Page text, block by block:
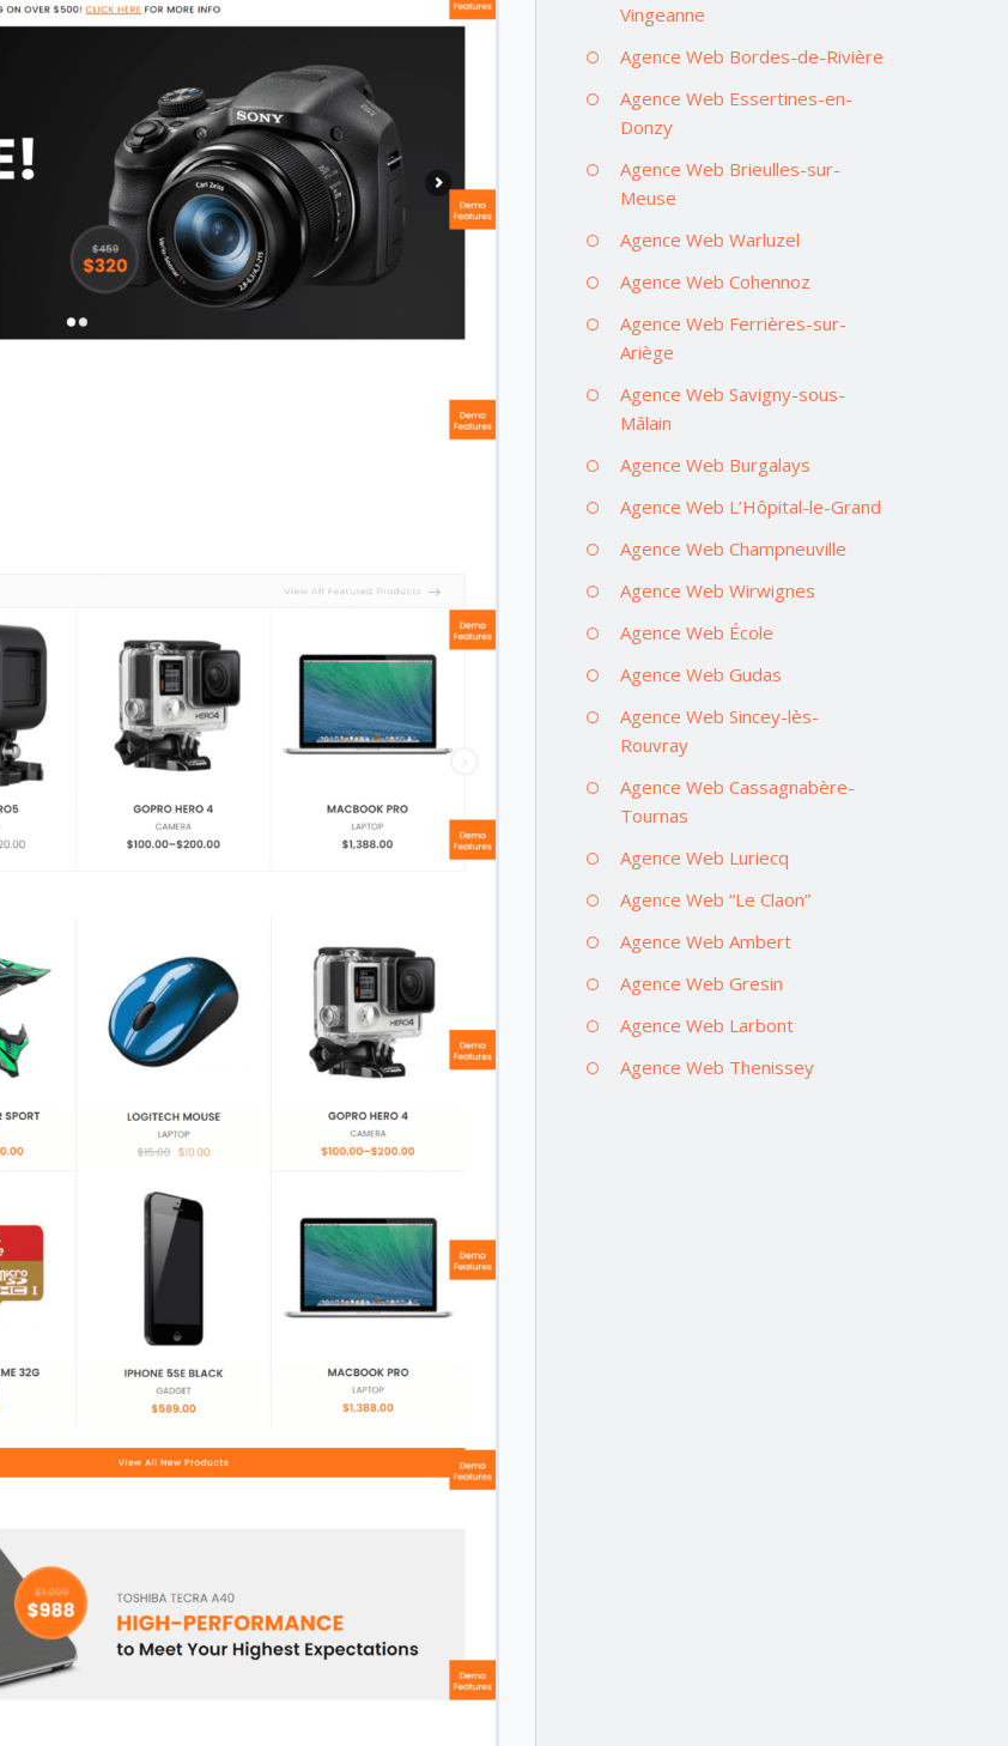
Vingeanne
Agence Web Bordes-de-Rivière
Agence Web Essertines-en-
Donzy
Agence Web Brieulles-sur-
Meuse
Agence Web Warluzel
Agence Web Cohennoz
Agence Web Ferrières-sur-
Ariège
Agence Web Savigny-sous-
Mâlain
Agence Web Burgalays
Agence Web L’Hôpital-le-Grand
Agence Web Champneuville
Agence Web Wirwignes
Agence Web École
Agence Web Gudas
Agence Web Sincey-lès-
Rouvray
Agence Web Cassagnabère-
Tournas
Agence Web Luriecq
Agence Web “Le Claon”
Agence Web Ambert
Agence Web Gresin
Agence Web Larbont
Agence Web Thenissey